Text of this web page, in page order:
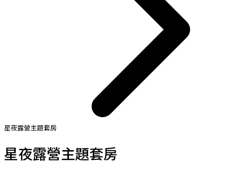
星夜露營主題套房
星夜露營主題套房